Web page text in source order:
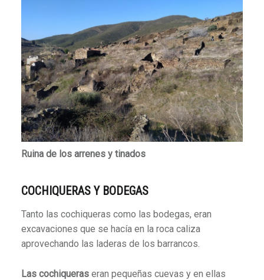
Ruina de los arrenes y tinados
COCHIQUERAS Y BODEGAS
Tanto las cochiqueras como las bodegas, eran
excavaciones que se hacía en la roca caliza
aprovechando las laderas de los barrancos.
Las cochiqueraseran pequeñas cuevas y en ellas